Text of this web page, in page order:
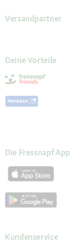
Versandpartner
Deine Vorteile
Die Fressnapf App
Kundenservice